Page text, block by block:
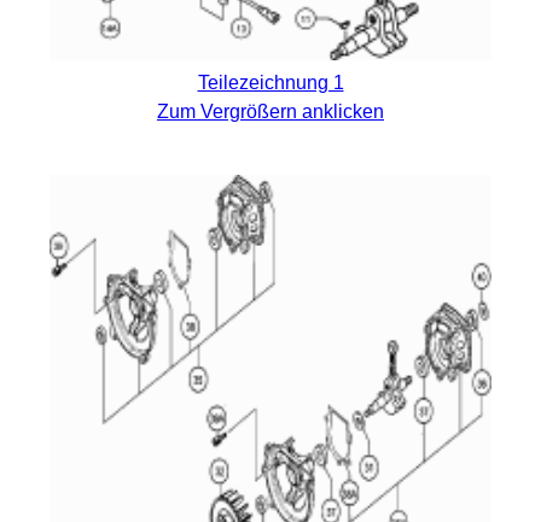
Teilezeichnung 1
Zum Vergrößern anklicken